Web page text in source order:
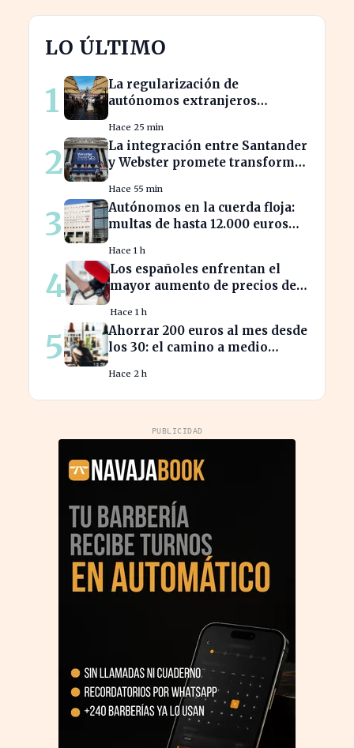
LO ÚLTIMO
1
La regularización de
autónomos extranjeros
empleo turístico
Hace 25 min
2
La integración entre Santander
y Webster promete transformar
Hace 55 min
3
Autónomos en la cuerda floja:
multas de hasta 12.000 euros
Hace 1 h
4
Los españoles enfrentan el
mayor aumento de precios de
durante el verano
Hace 1 h
5
Ahorrar 200 euros al mes desde
los 30: el camino a medio
Hace 2 h
PUBLICIDAD